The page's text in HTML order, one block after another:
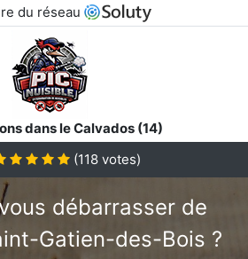
du réseau
dans le Calvados (14)
(118 votes)
débarrasser de
Gatien-des-Bois ?